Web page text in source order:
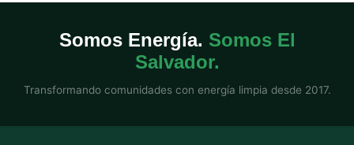
Somos Energía. Somos El
Salvador.
Transformando comunidades con energía limpia desde 2017.